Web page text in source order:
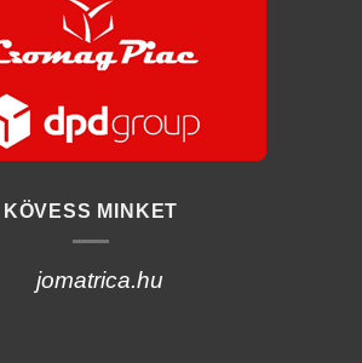
KÖVESS MINKET
jomatrica.hu